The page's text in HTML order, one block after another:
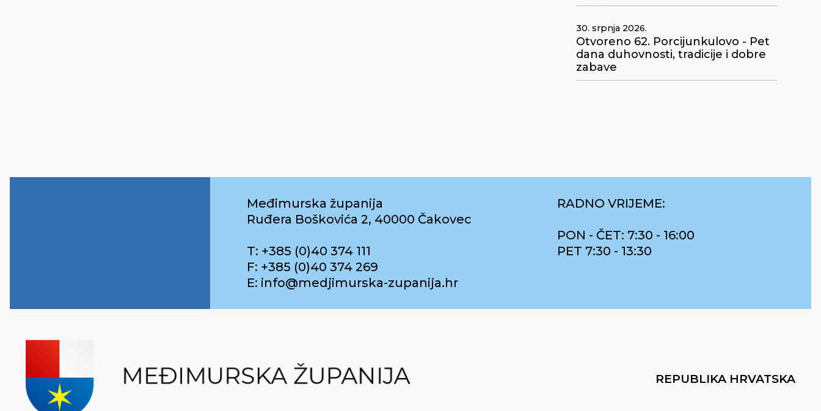
30. srpnja 2026.
Otvoreno 62. Porcijunkulovo - Pet
dana duhovnosti, tradicije i dobre
zabave
Međimurska županija
Ruđera Boškovića 2, 40000 Čakovec
T: +385 (0)40 374 111
F: +385 (0)40 374 269
E: info@medjimurska-zupanija.hr
RADNO VRIJEME:
PON - ČET: 7:30 - 16:00
PET 7:30 - 13:30
REPUBLIKA HRVATSKA